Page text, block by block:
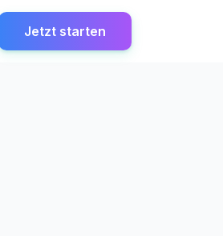
Jetzt starten